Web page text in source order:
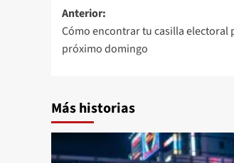
Navegación
de
entradas
Anterior:
Cómo encontrar tu casilla electoral
próximo domingo
Más historias